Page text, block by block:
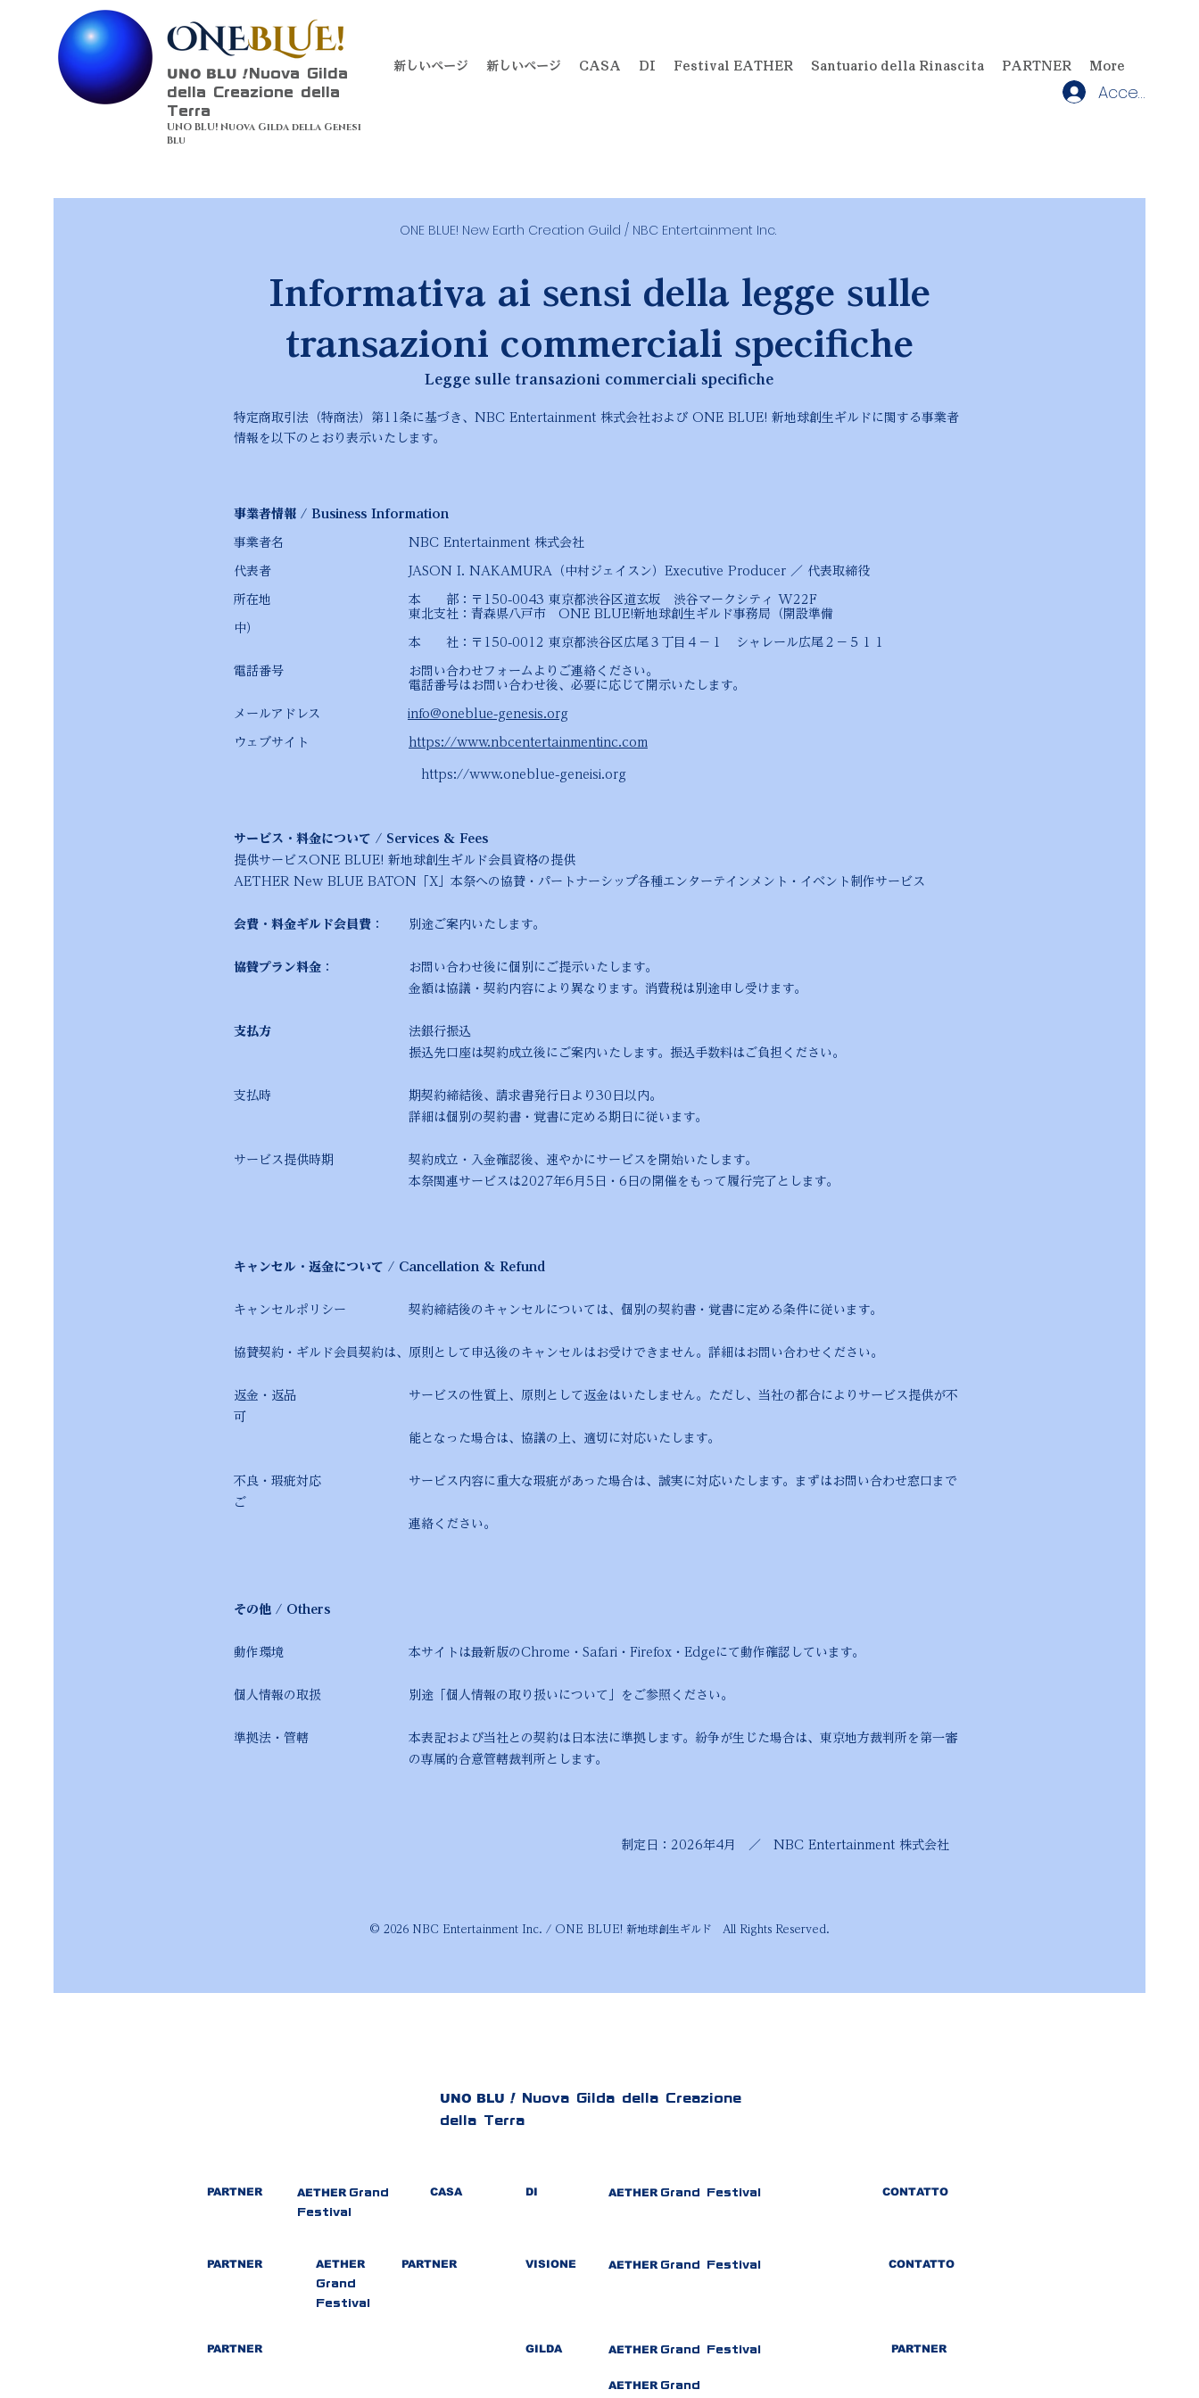
UNO BLU ! Nuova Gilda
della Creazione della
Terra
UNO BLU! Nuova Gilda della Genesi
Blu
新しいページ 新しいページ CASA DI Festival EATHER Santuario della Rinascita PARTNER More
Accedi
ONE BLUE! New Earth Creation Guild / NBC Entertainment Inc.
Informativa ai sensi della legge sulle
transazioni commerciali specifiche
Legge sulle transazioni commerciali specifiche
特定商取引法（特商法）第11条に基づき、NBC Entertainment 株式会社および ONE BLUE! 新地球創生ギルドに関する事業者
情報を以下のとおり表示いたします。
事業者情報 / Business Information
事業者名 NBC Entertainment 株式会社
代表者 JASON I. NAKAMURA（中村ジェイスン）Executive Producer ／ 代表取締役
所在地
本 部：〒150-0043 東京都渋谷区道玄坂 渋谷マークシティ W22F
東北支社：青森県八戸市 ONE BLUE!新地球創生ギルド事務局（開設準備
中）
本 社：〒150-0012 東京都渋谷区広尾３丁目４－１ シャレール広尾２－５１１
電話番号 お問い合わせフォームよりご連絡ください。
電話番号はお問い合わせ後、必要に応じて開示いたします。
メールアドレス info@oneblue-genesis.org
ウェブサイト https://www.nbcentertainmentinc.com
https://www.oneblue-geneisi.org
サービス・料金について / Services & Fees
提供サービスONE BLUE! 新地球創生ギルド会員資格の提供
AETHER New BLUE BATON「X」本祭への協賛・パートナーシップ各種エンターテインメント・イベント制作サービス
会費・料金ギルド会員費 ： 別途ご案内いたします。
協賛プラン料金 ： お問い合わせ後に個別にご提示いたします。
金額は協議・契約内容により異なります。消費税は別途申し受けます。
支払方 法銀行振込
振込先口座は契約成立後にご案内いたします。振込手数料はご負担ください。
支払時 期契約締結後、請求書発行日より30日以内。
詳細は個別の契約書・覚書に定める期日に従います。
サービス提供時期 契約成立・入金確認後、速やかにサービスを開始いたします。
本祭関連サービスは2027年6月5日・6日の開催をもって履行完了とします。
キャンセル・返金について / Cancellation & Refund
キャンセルポリシー 契約締結後のキャンセルについては、個別の契約書・覚書に定める条件に従います。
協賛契約・ギルド会員契約は、原則として申込後のキャンセルはお受けできません。詳細はお問い合わせください。
返金・返品 サービスの性質上、原則として返金はいたしません。ただし、当社の都合によりサービス提供が不
可
能となった場合は、協議の上、適切に対応いたします。
不良・瑕疵対応 サービス内容に重大な瑕疵があった場合は、誠実に対応いたします。まずはお問い合わせ窓口まで
ご
連絡ください。
その他 / Others
動作環境 本サイトは最新版のChrome・Safari・Firefox・Edgeにて動作確認しています。
個人情報の取扱 別途「個人情報の取り扱いについて」をご参照ください。
準拠法・管轄 本表記および当社との契約は日本法に準拠します。紛争が生じた場合は、東京地方裁判所を第一審
の専属的合意管轄裁判所とします。
制定日：2026年4月 ／ NBC Entertainment 株式会社
© 2026 NBC Entertainment Inc. / ONE BLUE! 新地球創生ギルド All Rights Reserved.
UNO BLU !
Nuova Gilda della Creazione
della Terra
PARTNER AETHER Grand
Festival
CASA DI AETHER Grand Festival
PARTNER AETHER
Grand
Festival
PARTNER VISIONE AETHER Grand Festival
PARTNER GILDA AETHER Grand Festival
CONTATTO
CONTATTO
PARTNER
AETHER Grand